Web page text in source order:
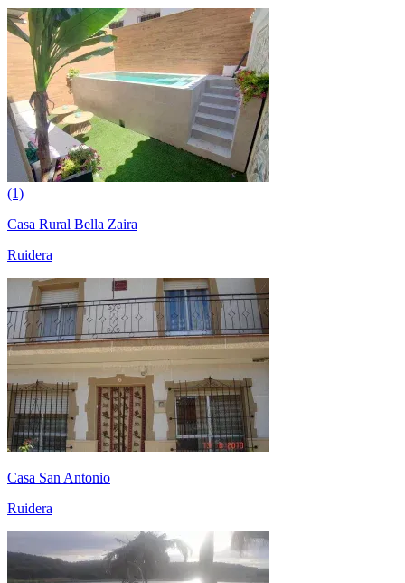
(1)
Casa Rural Bella Zaira
Ruidera
Casa San Antonio
Ruidera